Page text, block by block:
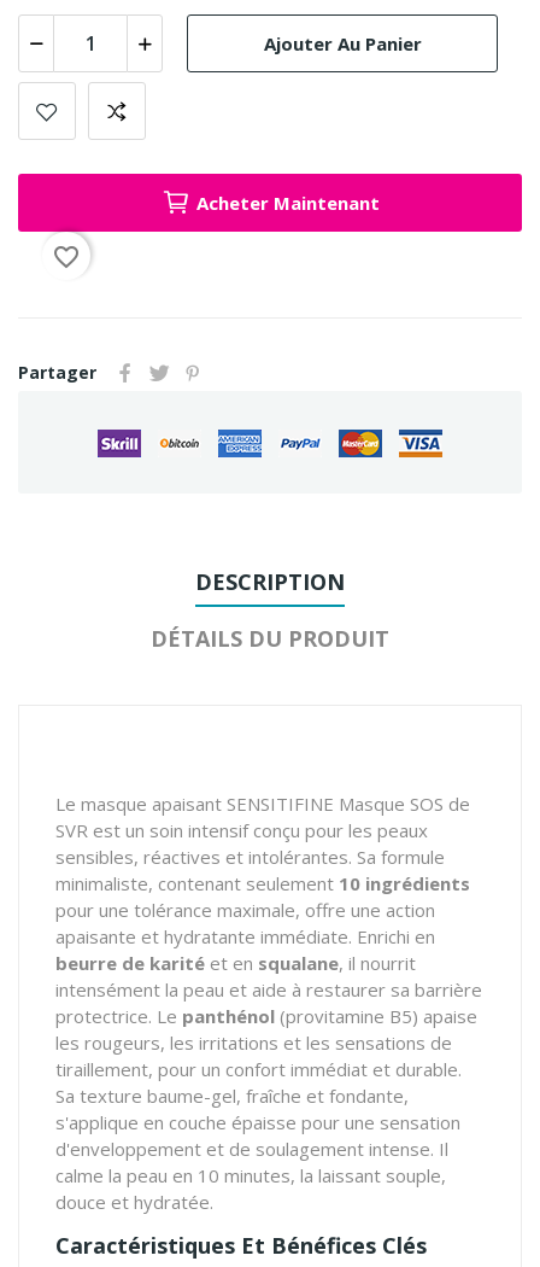
Ajouter Au Panier
Acheter Maintenant
favorite_border
Partager
DESCRIPTION
DÉTAILS DU PRODUIT
Le masque apaisant SENSITIFINE Masque SOS de
SVR est un soin intensif conçu pour les peaux
sensibles, réactives et intolérantes. Sa formule
minimaliste, contenant seulement 10 ingrédients
pour une tolérance maximale, offre une action
apaisante et hydratante immédiate. Enrichi en
beurre de karité et en squalane, il nourrit
intensément la peau et aide à restaurer sa barrière
protectrice. Le panthénol (provitamine B5) apaise
les rougeurs, les irritations et les sensations de
tiraillement, pour un confort immédiat et durable.
Sa texture baume-gel, fraîche et fondante,
s'applique en couche épaisse pour une sensation
d'enveloppement et de soulagement intense. Il
calme la peau en 10 minutes, la laissant souple,
douce et hydratée.
Caractéristiques Et Bénéfices Clés